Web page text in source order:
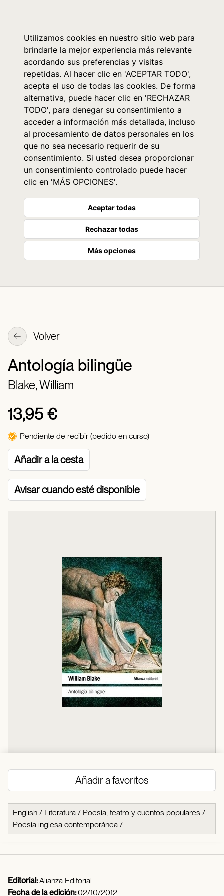
Utilizamos cookies en nuestro sitio web para
brindarle la mejor experiencia más relevante
acordando sus preferencias y visitas
repetidas. Al hacer clic en 'ACEPTAR TODO',
acepta el uso de todas las cookies. De forma
alternativa, puede hacer clic en 'RECHAZAR
TODO', para denegar su consentimiento a
acceder a información más detallada, incluso
al procesamiento de datos personales en los
que no sea necesario requerir de su
consentimiento. Si usted desea proporcionar
un consentimiento controlado puede hacer
clic en 'MÁS OPCIONES'.
Aceptar todas
Rechazar todas
Más opciones
Volver
Antología bilingüe
Blake, William
13,95 €
Pendiente de recibir (pedido en curso)
Añadir a la cesta
Avisar cuando esté disponible
Añadir a favoritos
English / Literatura / Poesía, teatro y cuentos populares /
Poesía inglesa contemporánea /
Editorial:Alianza Editorial
Fecha de la edición:02/10/2012